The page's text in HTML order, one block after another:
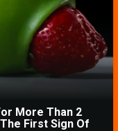
More Than 2
First Sign Of